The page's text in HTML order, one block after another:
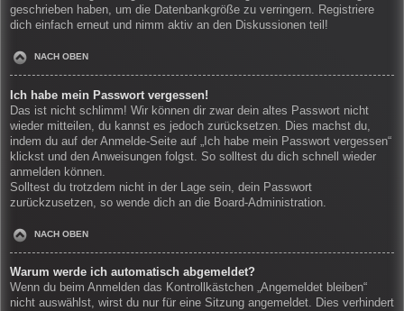
geschrieben haben, um die Datenbankgröße zu verringern. Registriere
dich einfach erneut und nimm aktiv an den Diskussionen teil!
NACH OBEN
Ich habe mein Passwort vergessen!
Das ist nicht schlimm! Wir können dir zwar dein altes Passwort nicht
wieder mitteilen, du kannst es jedoch zurücksetzen. Dies machst du,
indem du auf der Anmelde-Seite auf „Ich habe mein Passwort vergessen“
klickst und den Anweisungen folgst. So solltest du dich schnell wieder
anmelden können.
Solltest du trotzdem nicht in der Lage sein, dein Passwort
zurückzusetzen, so wende dich an die Board-Administration.
NACH OBEN
Warum werde ich automatisch abgemeldet?
Wenn du beim Anmelden das Kontrollkästchen „Angemeldet bleiben“
nicht auswählst, wirst du nur für eine Sitzung angemeldet. Dies verhindert